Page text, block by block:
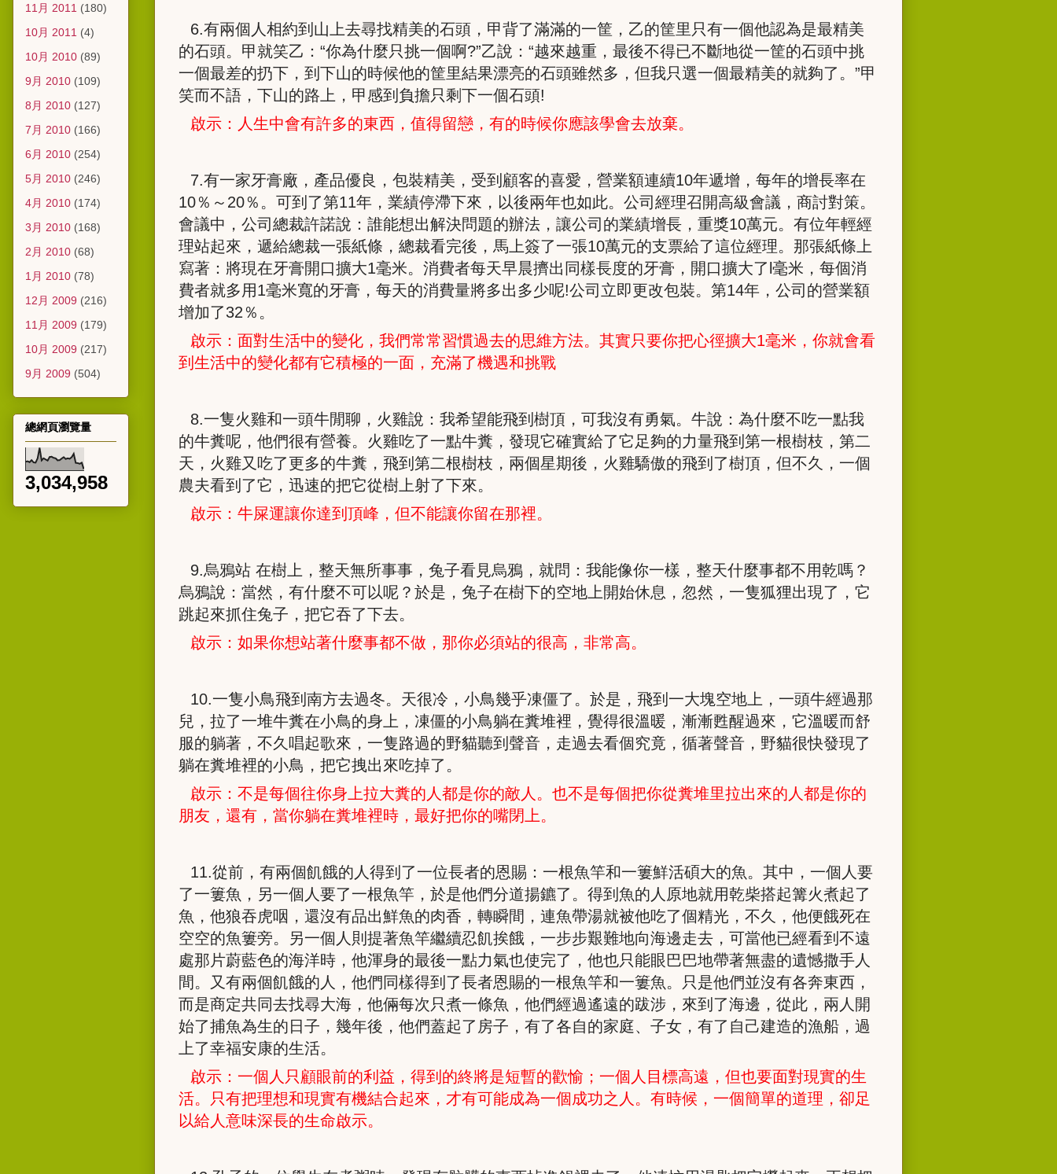
6.有兩個人相約到山上去尋找精美的石頭，甲背了滿滿的一筐，乙的筐里只有一個他認為是最精美
的石頭。甲就笑乙：“你為什麼只挑一個啊?”乙說：“越來越重，最後不得已不斷地從一筐的石頭中挑
一個最差的扔下，到下山的時候他的筐里結果漂亮的石頭雖然多，但我只選一個最精美的就夠了。”甲
笑而不語，下山的路上，甲感到負擔只剩下一個石頭!
啟示：人生中會有許多的東西，值得留戀，有的時候你應該學會去放棄。
7.有一家牙膏廠，產品優良，包裝精美，受到顧客的喜愛，營業額連續10年遞增，每年的增長率在
10％～ 20％。可到了第11年，業績停滯下來，以後兩年也如此。公司經理召開高級會議，商討對策。
會議中，公司總裁許諾說：誰能想出解決問題的辦法，讓公司的業績增長，重獎10萬元。有位年輕經
理站起來，遞給總裁一張紙條，總裁看完後，馬上簽了一張10萬元的支票給了這位經理。那張紙條上
寫著：將現在牙膏開口擴大1毫米。消費者每天早晨擠出同樣長度的牙膏，開口擴大了 l毫米，每個消
費者就多用1毫米寬的牙膏，每天的消費量將多出多少呢!公司立即更改包裝。第14年，公司的營業額
增加了32 ％。
啟示：面對生活中的變化，我們常常習慣過去的思維方法。其實只要你把心徑擴大1毫米，你就會看
到生活中的變化都有它積極的一面，充滿了機遇和挑戰
8.一隻火雞和一頭牛閒聊，火雞說：我希望能飛到樹頂，可我沒有勇氣。牛說：為什麼不吃一點我
的牛糞呢，他們很有營養。火雞吃了一點牛糞，發現它確實給了它足夠的力量飛到第一根樹枝，第二
天，火雞又吃了更多的牛糞，飛到第二根樹枝，兩個星期後，火雞驕傲的飛到了樹頂，但不久，一個
農夫看到了它，迅速的把它從樹上射了下來。
啟示：牛屎運讓你達到頂峰，但不能讓你留在那裡。
9.烏鴉站 在樹上，整天無所事事，兔子看見烏鴉，就問：我能像你一樣，整天什麼事都不用乾嗎？
烏鴉說：當然，有什麼不可以呢？於是，兔子在樹下的空地上開始休息，忽然，一隻狐狸出現了，它
跳起來抓住兔子，把它吞了下去。
啟示：如果你想站著什麼事都不做，那你必須站的很高，非常高。
10.一隻小鳥飛到南方去過冬。天很冷，小鳥幾乎凍僵了。於是，飛到一大塊空地上，一頭牛經過那
兒，拉了一堆牛糞在小鳥的身上，凍僵的小鳥躺在糞堆裡，覺得很溫暖，漸漸甦醒過來，它溫暖而舒
服的躺著，不久唱起歌來，一隻路過的野貓聽到聲音，走過去看個究竟，循著聲音，野貓很快發現了
躺在糞堆裡的小鳥，把它拽出來吃掉了。
啟示：不是每個往你身上拉大糞的人都是你的敵人。也不是每個把你從糞堆里拉出來的人都是你的
朋友，還有，當你躺在糞堆裡時，最好把你的嘴閉上。
11.從前，有兩個飢餓的人得到了一位長者的恩賜：一根魚竿和一簍鮮活碩大的魚。其中，一個人要
了一簍魚，另一個人要了一根魚竿，於是他們分道揚鑣了。得到魚的人原地就用乾柴搭起篝火煮起了
魚，他狼吞虎咽，還沒有品出鮮魚的肉香，轉瞬間，連魚帶湯就被他吃了個精光，不久，他便餓死在
空空的魚簍旁。另一個人則提著魚竿繼續忍飢挨餓，一步步艱難地向海邊走去，可當他已經看到不遠
處那片蔚藍色的海洋時，他渾身的最後一點力氣也使完了，他也只能眼巴巴地帶著無盡的遺憾撒手人
間。又有兩個飢餓的人，他們同樣得到了長者恩賜的一根魚竿和一簍魚。只是他們並沒有各奔東西，
而是商定共同去找尋大海，他倆每次只煮一條魚，他們經過遙遠的跋涉，來到了海邊，從此，兩人開
始了捕魚為生的日子，幾年後，他們蓋起了房子，有了各自的家庭、子女，有了自己建造的漁船，過
上了幸福安康的生活。
啟示：一個人只顧眼前的利益，得到的終將是短暫的歡愉；一個人目標高遠，但也要面對現實的生
活。只有把理想和現實有機結合起來，才有可能成為一個成功之人。有時候，一個簡單的道理，卻足
以給人意味深長的生命啟示。
11月 2011 (180)
10月 2011 (4)
10月 2010 (89)
9月 2010 (109)
8月 2010 (127)
7月 2010 (166)
6月 2010 (254)
5月 2010 (246)
4月 2010 (174)
3月 2010 (168)
2月 2010 (68)
1月 2010 (78)
12月 2009 (216)
11月 2009 (179)
10月 2009 (217)
9月 2009 (504)
總網頁瀏覽量
3,034,958